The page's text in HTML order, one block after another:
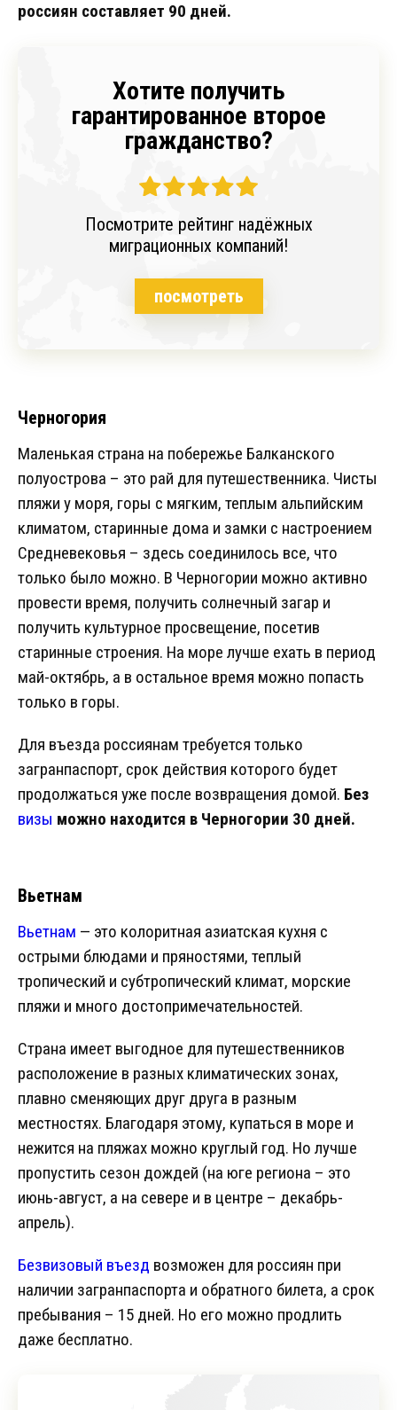
россиян составляет 90 дней.
Хотите получить
гарантированное второе
гражданство?
Посмотрите рейтинг надёжных
миграционных компаний!
посмотреть
Черногория
Маленькая страна на побережье Балканского
полуострова – это рай для путешественника. Чисты
пляжи у моря, горы с мягким, теплым альпийским
климатом, старинные дома и замки с настроением
Средневековья – здесь соединилось все, что
только было можно. В Черногории можно активно
провести время, получить солнечный загар и
получить культурное просвещение, посетив
старинные строения. На море лучше ехать в период
май-октябрь, а в остальное время можно попасть
только в горы.
Для въезда россиянам требуется только
загранпаспорт, срок действия которого будет
продолжаться уже после возвращения домой. Без
визы можно находится в Черногории 30 дней.
Вьетнам
Вьетнам — это колоритная азиатская кухня с
острыми блюдами и пряностями, теплый
тропический и субтропический климат, морские
пляжи и много достопримечательностей.
Страна имеет выгодное для путешественников
расположение в разных климатических зонах,
плавно сменяющих друг друга в разным
местностях. Благодаря этому, купаться в море и
нежится на пляжах можно круглый год. Но лучше
пропустить сезон дождей (на юге региона – это
июнь-август, а на севере и в центре – декабрь-
апрель).
Безвизовый въезд возможен для россиян при
наличии загранпаспорта и обратного билета, а срок
пребывания – 15 дней. Но его можно продлить
даже бесплатно.